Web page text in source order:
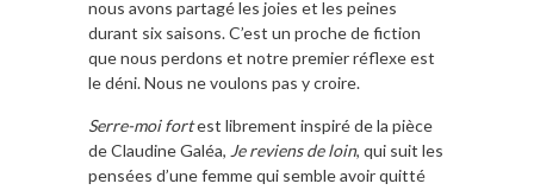
nous avons partagé les joies et les peines
durant six saisons. C’est un proche de fiction
que nous perdons et notre premier réflexe est
le déni. Nous ne voulons pas y croire.
Serre-moi fortest librement inspiré de la pièce
de Claudine Galéa, Je reviens de loin, qui suit les
pensées d’une femme qui semble avoir quitté